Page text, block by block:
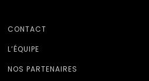
CONTACT
L’ÉQUIPE
NOS PARTENAIRES